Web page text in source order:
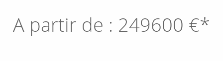
A partir de : 249600 €*